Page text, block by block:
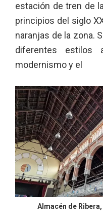
estación de tren de
principios del siglo
naranjas de la zona.
diferentes estilos
modernismo y el
Almacén de